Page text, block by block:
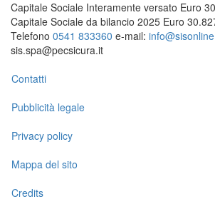
Capitale Sociale Interamente versato Euro
Capitale Sociale da bilancio 2025 Euro
Telefono 0541 833360 e-mail:
sis.spa@pecsicura.it
Contatti
Pubblicità legale
Privacy policy
Mappa del sito
Credits